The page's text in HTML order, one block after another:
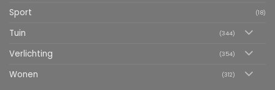
Sport (18)
Tuin (344)
Verlichting (354)
Wonen (312)